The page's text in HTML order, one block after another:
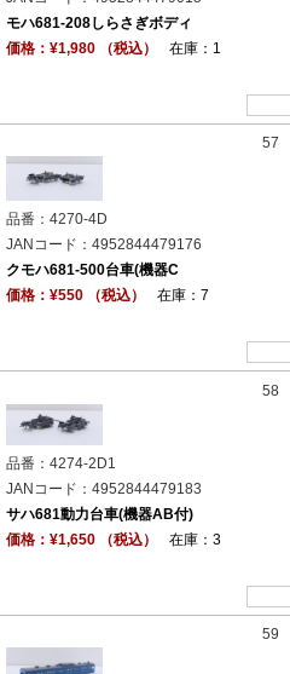
モハ681-208しらさぎボディ
価格：¥1,980 （税込）
在庫：1
57
品番：4270-4D
JANコード：4952844479176
クモハ681-500台車(機器C
価格：¥550 （税込）
在庫：7
58
品番：4274-2D1
JANコード：4952844479183
サハ681動力台車(機器AB付)
価格：¥1,650 （税込）
在庫：3
59